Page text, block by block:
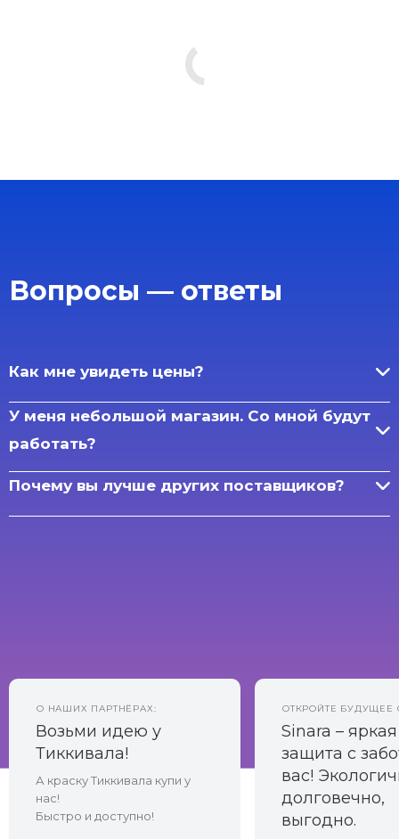
О НАШИХ ПАРТНЁРАХ:
Возьми идею у
Тиккивала!
А краску Тиккивала купи у
нас!
Быстро и доступно!
ОТКРОЙТЕ БУДУЩЕЕ С
Sinara – яркая
защита с
вас!
долговечно,
выгодно.
Вопросы — ответы
Как мне увидеть цены?
У меня небольшой магазин. Со мной будут
работать?
Почему вы лучше других поставщиков?